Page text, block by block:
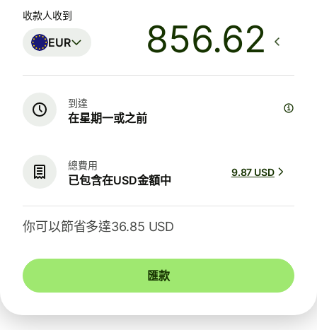
收款人收到
EUR
到達
在星期一或之前
總費用
已包含在USD金額中
9.87 USD
你可以節省多達36.85 USD
匯款